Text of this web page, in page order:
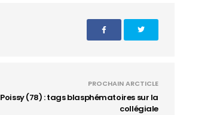
PROCHAIN ARCTICLE
Poissy (78) : tags blasphématoires sur la
collégiale